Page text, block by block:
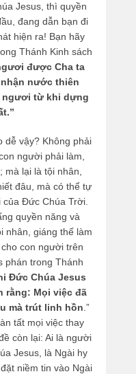
Jesus, thì quyền
đang dẫn bạn đi
hiện ra! Bạn hãy
Thánh Kinh sách
được Cha ta
nước thiên
ngươi từ khi dựng
dễ vậy? Không phải
người phải làm,
lại là tội nhân,
đâu, mà có thể tự
Đức Chúa Trời.
quyền năng và
nhân, giáng thế làm
con người trên
phán trong Thánh
Đức Chúa Jesus
rằng: Mọi việc đã
mà trút linh hồn .”
tất mọi việc thay
còn lại: Ai là người
Jesus, là Ngài hy
niềm tin vào Ngài